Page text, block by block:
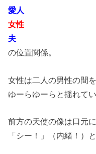
愛人
女性
夫
の位置関係。
女性は二人の男性の間
ゆーらゆーらと揺れてい
前方の天使の像は口元
「シー！」（内緒！）